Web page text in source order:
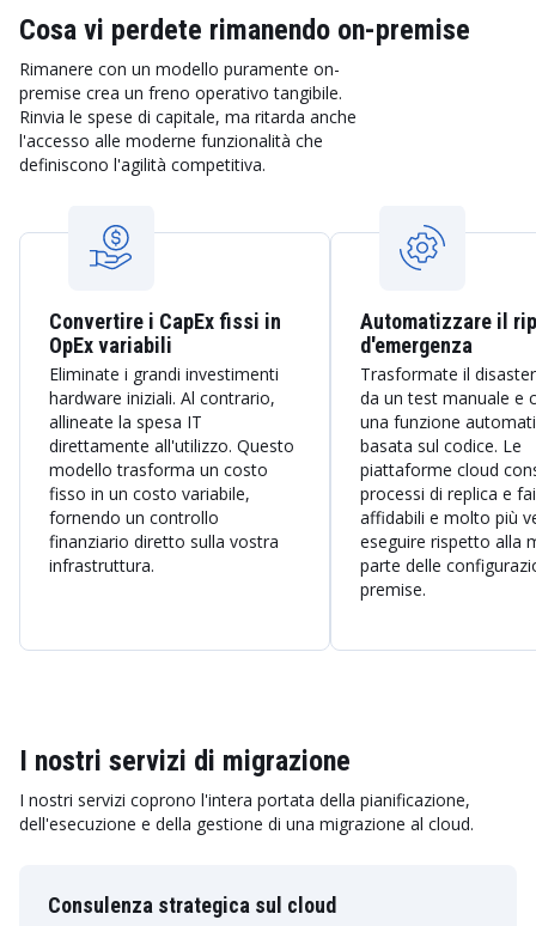
Cosa vi perdete rimanendo on-premise
Rimanere con un modello puramente on-
premise crea un freno operativo tangibile.
Rinvia le spese di capitale, ma ritarda anche
l'accesso alle moderne funzionalità che
definiscono l'agilità competitiva.
Convertire i CapEx fissi in
OpEx variabili
Eliminate i grandi investimenti
hardware iniziali. Al contrario,
allineate la spesa IT
direttamente all'utilizzo. Questo
modello trasforma un costo
fisso in un costo variabile,
fornendo un controllo
finanziario diretto sulla vostra
infrastruttura.
Automatizzare il
d'emergenza
Trasformate il
da un test manuale e
una funzione
basata sul codice. Le
piattaforme cloud
processi di replica e
affidabili e molto più
eseguire rispetto alla
parte delle
premise.
I nostri servizi di migrazione
I nostri servizi coprono l'intera portata della pianificazione,
dell'esecuzione e della gestione di una migrazione al cloud.
Consulenza strategica sul cloud